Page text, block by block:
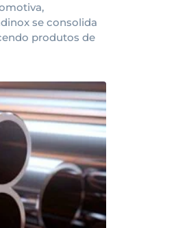
se consolida
produtos de